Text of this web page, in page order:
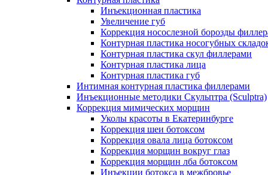
Инъекционная пластика
Увеличение губ
Коррекция носослезной борозды
Контурная пластика носогубных
Контурная пластика скул филлерами
Контурная пластика лица
Контурная пластика губ
Интимная контурная пластика филлерами
Инъекционные методики Скульптра (Sculptra)
Коррекция мимических морщин
Уколы красоты в Екатеринбурге
Коррекция шеи ботоксом
Коррекция овала лица ботоксом
Коррекция морщин вокруг глаз
Коррекция морщин лба ботоксом
Инъекции ботокса в межбровье